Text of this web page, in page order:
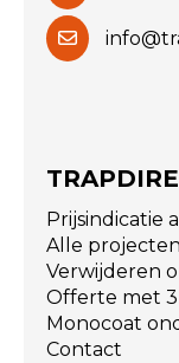
Prijsindicatie
Alle projecten
Verwijderen
Offerte met
Monocoat
Contact